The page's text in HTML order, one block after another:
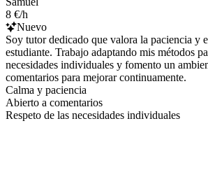
8 €/h
Nuevo
Soy tutor dedicado que valora la paciencia y
estudiante. Trabajo adaptando mis métodos
necesidades individuales y fomento un
comentarios para mejorar continuamente.
Calma y paciencia
Abierto a comentarios
Respeto de las necesidades individuales